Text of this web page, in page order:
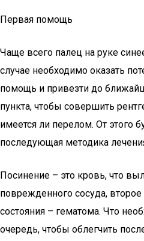
Первая помощь
Чаще всего палец на руке
случае необходимо оказать
помощь и привезти до
пункта, чтобы совершить
имеется ли перелом. От этого
последующая методика
Посинение – это кровь, что
поврежденного сосуда,
состояния – гематома. Что
очередь, чтобы облегчить